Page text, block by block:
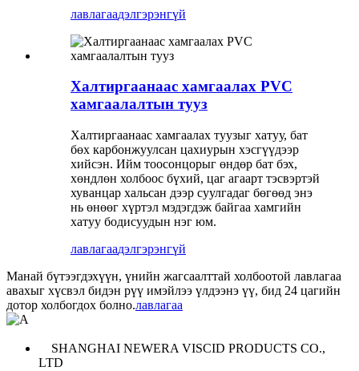
лавлагаадэлгэрэнгүй
Халтиргаанаас хамгаалах PVC
хамгаалалтын тууз
Халтиргаанаас хамгаалах туузыг хатуу, бат
бөх карбонжуулсан цахиурын хэсгүүдээр
хийсэн. Ийм тоосонцорыг өндөр бат бэх,
хөндлөн холбоос бүхий, цаг агаарт тэсвэртэй
хуванцар хальсан дээр суулгадаг бөгөөд энэ
нь өнөөг хүртэл мэдэгдэж байгаа хамгийн
хатуу бодисуудын нэг юм.
лавлагаадэлгэрэнгүй
Манай бүтээгдэхүүн, үнийн жагсаалттай холбоотой лавлагаа
авахыг хүсвэл бидэн рүү имэйлээ үлдээнэ үү, бид 24 цагийн
дотор холбогдох болно.лавлагаа
SHANGHAI NEWERA VISCID PRODUCTS CO.,
LTD